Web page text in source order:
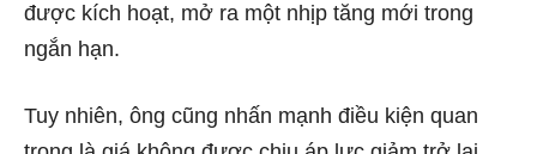
được kích hoạt, mở ra một nhịp tăng mới trong
ngắn hạn.
Tuy nhiên, ông cũng nhấn mạnh điều kiện quan